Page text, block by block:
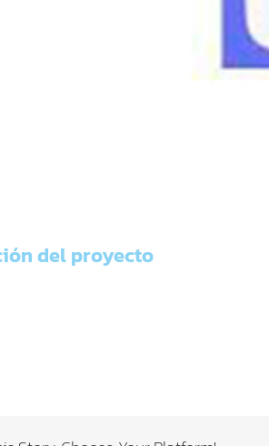
del proyecto